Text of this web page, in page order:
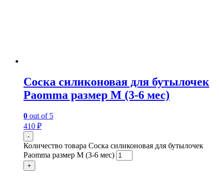
Соска силиконовая для бутылочек
Paomma размер M (3-6 мес)
0 out of 5
410 ₽
-
Количество товара Соска силиконовая для бутылочек
Paomma размер M (3-6 мес)
+